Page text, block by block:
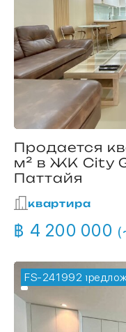
Продается
м² в ЖК City
Паттайя
квартира
฿ 4 200 000
FS-241992
🔥 горячее